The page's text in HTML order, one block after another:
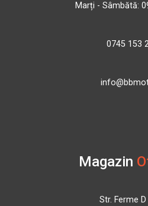
Marți - Sâmbătă:
0745 153
Magazin
Str. Ferme D